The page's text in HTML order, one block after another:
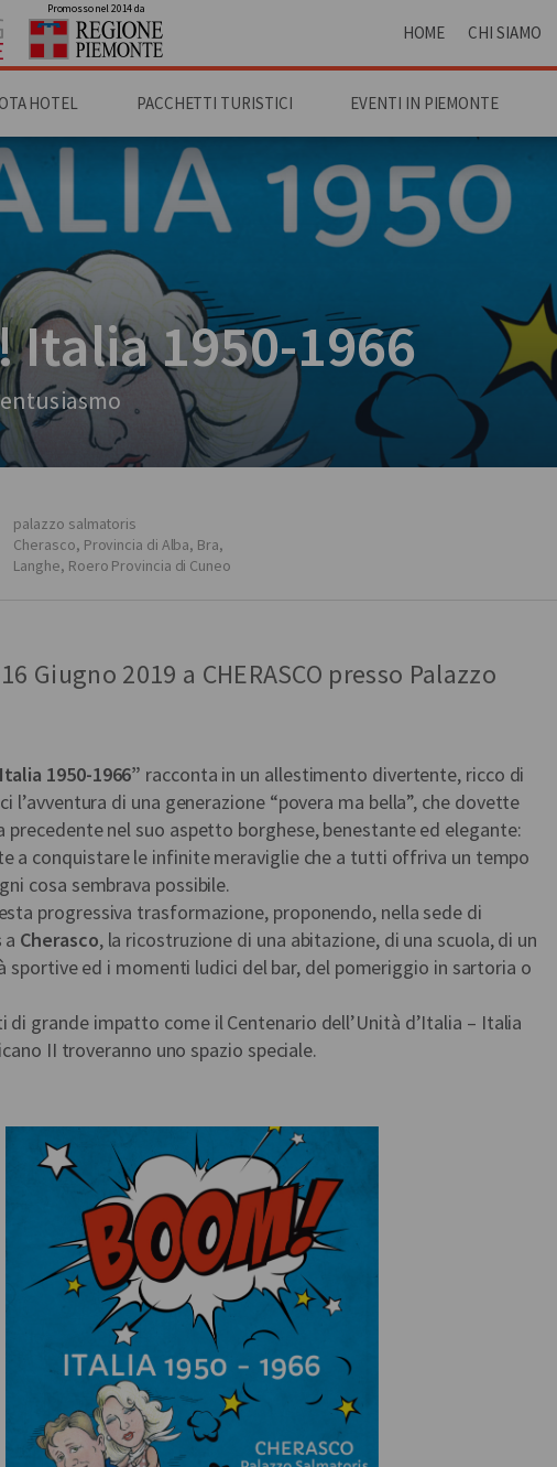
Promosso nel 2014 da
HOME CHI SIAMO
HOTEL PACCHETTI TURISTICI EVENTI IN PIEMONTE
Italia 1950-1966
palazzo salmatoris
Cherasco, Provincia di Alba, Bra,
Langhe, Roero Provincia di Cuneo
Giugno 2019 a CHERASCO presso Palazzo
1950-1966” racconta in un allestimento divertente, ricco di
l’avventura di una generazione “povera ma bella”, che dovette
precedente nel suo aspetto borghese, benestante ed elegante:
a conquistare le infinite meraviglie che a tutti offriva un tempo
cosa sembrava possibile.
progressiva trasformazione, proponendo, nella sede di
a Cherasco, la ricostruzione di una abitazione, di una scuola, di un
ed i momenti ludici del bar, del pomeriggio in sartoria o
di grande impatto come il Centenario dell’Unità d’Italia – Italia
II troveranno uno spazio speciale.